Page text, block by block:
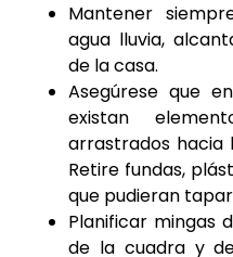
Mantener
agua lluvia,
de la casa.
Asegúrese que
existan
arrastrados hacia
Retire fundas,
que pudieran
Planificar mingas
de la cuadra y